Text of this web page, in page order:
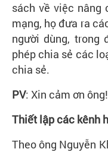
sách về việc nâng
mạng, họ đưa ra
người dùng, trong
phép chia sẻ các
chia sẻ.
PV: Xin cảm ơn ông!
Thiết lập các kênh
Theo ông Nguyễn